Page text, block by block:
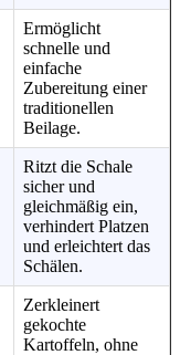
Ermöglicht
schnelle und
einfache
Zubereitung einer
traditionellen
Beilage.
Ritzt die Schale
sicher und
gleichmäßig ein,
verhindert Platzen
und erleichtert das
Schälen.
Zerkleinert
gekochte
Kartoffeln, ohne